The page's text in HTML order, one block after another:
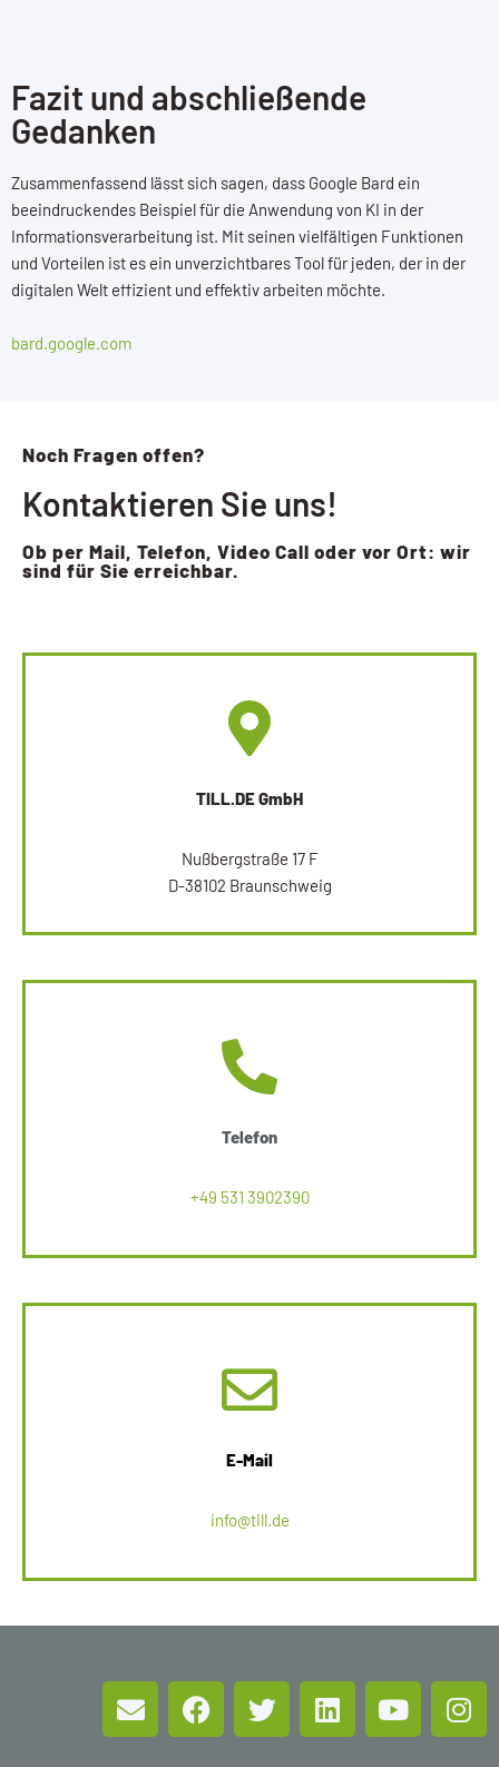
Fazit und abschließende
Gedanken
Zusammenfassend lässt sich sagen, dass Google Bard ein
beeindruckendes Beispiel für die Anwendung von KI in der
Informationsverarbeitung ist. Mit seinen vielfältigen Funktionen
und Vorteilen ist es ein unverzichtbares Tool für jeden, der in der
digitalen Welt effizient und effektiv arbeiten möchte.
bard.google.com
Noch Fragen offen?
Kontaktieren Sie uns!
Ob per Mail, Telefon, Video Call oder vor Ort: wir
sind für Sie erreichbar.
TILL.DE GmbH
Nußbergstraße 17 F
D-38102 Braunschweig
Telefon
+49 531 3902390
E-Mail
info@till.de